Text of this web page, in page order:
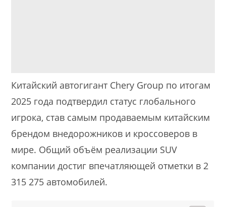
Китайский автогигант Chery Group по итогам
2025 года подтвердил статус глобального
игрока, став самым продаваемым китайским
брендом внедорожников и кроссоверов в
мире. Общий объём реализации SUV
компании достиг впечатляющей отметки в 2
315 275 автомобилей.